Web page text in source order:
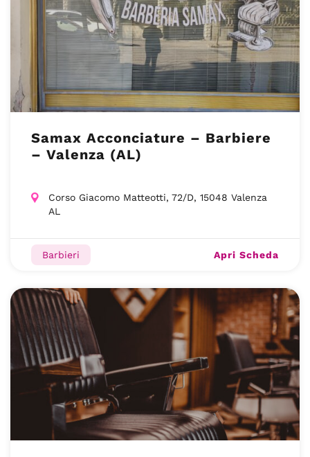
Samax Acconciature – Barbiere
– Valenza (AL)
Corso Giacomo Matteotti, 72/D, 15048 Valenza
AL
Barbieri Apri Scheda